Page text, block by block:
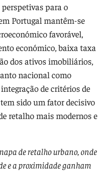
para o
Portugal mantêm-se
favorável,
económico, baixa taxa
dos ativos imobiliários,
nacional como
de critérios de
sido um fator decisivo
retalho mais modernos e
de retalho urbano, onde
e a proximidade ganham